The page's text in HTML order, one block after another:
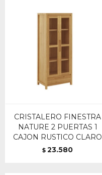
CRISTALERO FINESTRA
NATURE 2 PUERTAS 1
CAJON RUSTICO CLARO
$ 23.580